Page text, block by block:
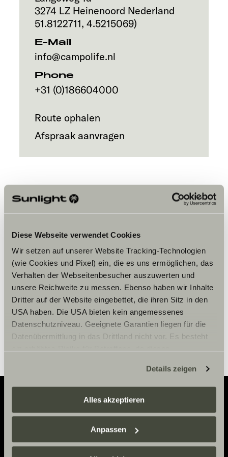
Diese Webseite verwendet Cookies
Wir setzen auf unserer Website Tracking-Technologien
(wie Cookies und Pixel) ein, die es uns ermöglichen, das
Verhalten der Webseitenbesucher auszuwerten und
unsere Reichweite zu messen. Ebenso haben wir Inhalte
Dritter auf der Website eingebettet, die ihren Sitz in den
USA haben. Die USA bieten kein angemessenes
Datenschutzniveau. Geeignete Garantien liegen für die
Datenübermittlung in das Drittland nicht vor. Es besteht
zustehen. Eingesetzte Dienstleister können Daten für
eigene Zwecke verarbeiten und mit anderen Daten
zusammenführen. Weitere Informationen finden Sie hier:
Datenschutzerklärung
einzelne Cookies/Dienste in den Einstellungen aus,
erteilen Sie uns Ihre Einwilligung zur Verarbeitung Ihrer
Details zeigen
Alles akzeptieren
Anpassen
3274 LZ Heinenoord Nederland
51.8122711, 4.5215069)
E-Mail
info@campolife.nl
Phone
+31 (0)186604000
Route ophalen
Afspraak aanvragen
Accepteer marketing-cookies om
Cookie-instellingen
Adventure
Now.